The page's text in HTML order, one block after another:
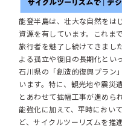
能登半島は、壮大な自然をは
資源を有しています。これま
旅行者を魅了し続けてきまし
よる孤立や復旧の長期化とい
石川県の「創造的復興プラン
います。特に、観光地や震災
とあわせて拡幅工事が進めら
能強化に加えて、平時におい
ど、サイクルツーリズムを推